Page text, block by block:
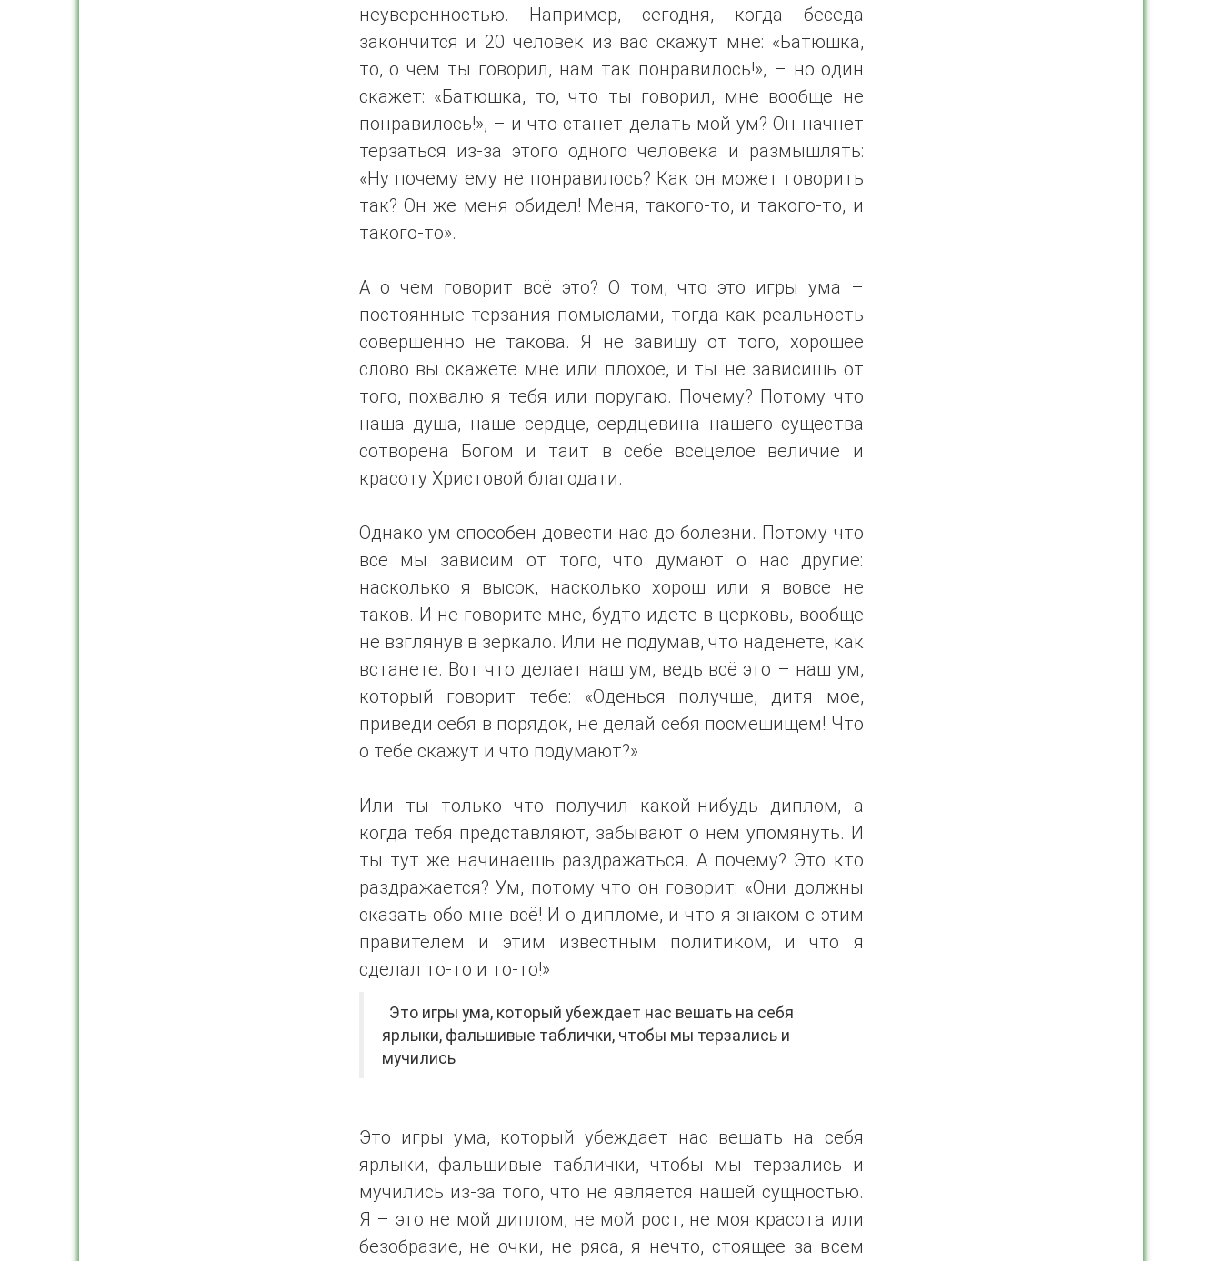
неуверенностью. Например, сегодня, когда беседа
закончится и 20 человек из вас скажут мне: «Батюшка,
то, о чем ты говорил, нам так понравилось!», – но один
скажет: «Батюшка, то, что ты говорил, мне вообще не
понравилось!», – и что станет делать мой ум? Он начнет
терзаться из-за этого одного человека и размышлять:
«Ну почему ему не понравилось? Как он может говорить
так? Он же меня обидел! Меня, такого-то, и такого-то, и
такого-то».
А о чем говорит всё это? О том, что это игры ума –
постоянные терзания помыслами, тогда как реальность
совершенно не такова. Я не завишу от того, хорошее
слово вы скажете мне или плохое, и ты не зависишь от
того, похвалю я тебя или поругаю. Почему? Потому что
наша душа, наше сердце, сердцевина нашего существа
сотворена Богом и таит в себе всецелое величие и
красоту Христовой благодати.
Однако ум способен довести нас до болезни. Потому что
все мы зависим от того, что думают о нас другие:
насколько я высок, насколько хорош или я вовсе не
таков. И не говорите мне, будто идете в церковь, вообще
не взглянув в зеркало. Или не подумав, что наденете, как
встанете. Вот что делает наш ум, ведь всё это – наш ум,
который говорит тебе: «Оденься получше, дитя мое,
приведи себя в порядок, не делай себя посмешищем! Что
о тебе скажут и что подумают?»
Или ты только что получил какой-нибудь диплом, а
когда тебя представляют, забывают о нем упомянуть. И
ты тут же начинаешь раздражаться. А почему? Это кто
раздражается? Ум, потому что он говорит: «Они должны
сказать обо мне всё! И о дипломе, и что я знаком с этим
правителем и этим известным политиком, и что я
сделал то-то и то-то!»
Это игры ума, который убеждает нас вешать на себя
ярлыки, фальшивые таблички, чтобы мы терзались и
мучились
Это игры ума, который убеждает нас вешать на себя
ярлыки, фальшивые таблички, чтобы мы терзались и
мучились из-за того, что не является нашей сущностью.
Я – это не мой диплом, не мой рост, не моя красота или
безобразие, не очки, не ряса, я нечто, стоящее за всем